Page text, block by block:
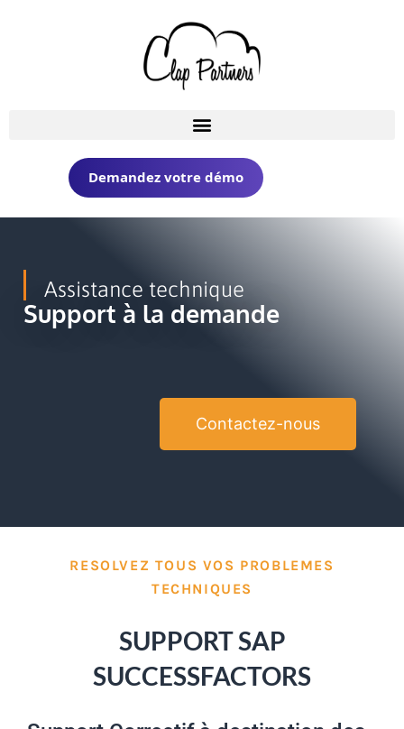
Demandez votre démo
Assistance technique
Support à la demande
Contactez-nous
RESOLVEZ TOUS VOS PROBLEMES
TECHNIQUES
SUPPORT SAP
SUCCESSFACTORS